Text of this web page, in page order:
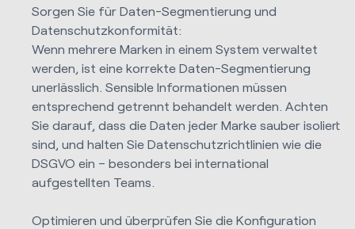
Sorgen Sie für Daten-Segmentierung und
Datenschutzkonformität:
Wenn mehrere Marken in einem System verwaltet
werden, ist eine korrekte Daten-Segmentierung
unerlässlich. Sensible Informationen müssen
entsprechend getrennt behandelt werden. Achten
Sie darauf, dass die Daten jeder Marke sauber isoliert
sind, und halten Sie Datenschutzrichtlinien wie die
DSGVO ein – besonders bei international
aufgestellten Teams.
Optimieren und überprüfen Sie die Konfiguration